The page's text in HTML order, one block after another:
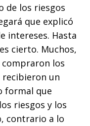
de los riesgos
que explicó
intereses. Hasta
cierto. Muchos,
los
un
formal que
riesgos y los
contrario a lo